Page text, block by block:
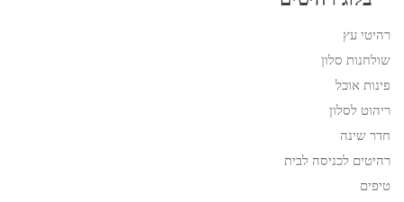
רהיטי עץ
שולחנות סלון
פינות אוכל
ריהוט לסלון
חדר שינה
רהיטים לכניסה לבית
טיפים